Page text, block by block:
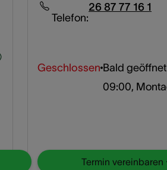
Telefon:
26 87 77 16 1
Geschlossen Bald geöffnet
09:00,
Termin vereinbaren